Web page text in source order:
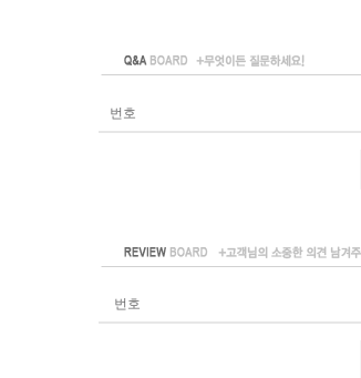
번호
번호